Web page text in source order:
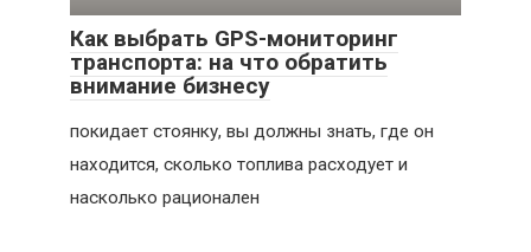
Как выбрать GPS-мониторинг
транспорта: на что обратить
внимание бизнесу
покидает стоянку, вы должны знать, где он
находится, сколько топлива расходует и
насколько рационален